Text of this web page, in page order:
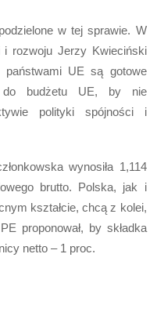
w tej sprawie. W
i rozwoju Jerzy Kwieciński
UE są gotowe
do budżetu UE, by nie
polityki spójności i
wynosiła 1,114
brutto. Polska, jak i
kształcie, chcą z kolei,
proponował, by składka
netto – 1 proc.